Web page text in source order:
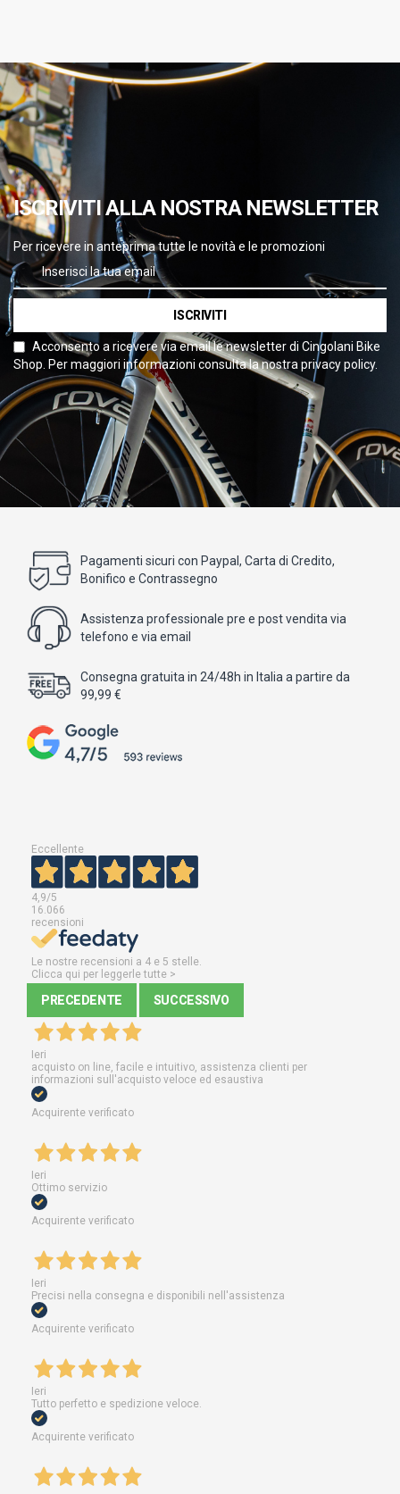
ISCRIVITI ALLA NOSTRA NEWSLETTER
Per ricevere in anteprima tutte le novità e le promozioni
ISCRIVITI
Acconsento a ricevere via email le newsletter di Cingolani Bike
Shop. Per maggiori informazioni consulta la nostra privacy policy.
Pagamenti sicuri con Paypal, Carta di Credito,
Bonifico e Contrassegno
Assistenza professionale pre e post vendita via
telefono e via email
Consegna gratuita in 24/48h in Italia a partire da
99,99 €
Eccellente
4,9/5
16.066
recensioni
Le nostre recensioni a 4 e 5 stelle.
Clicca qui per leggerle tutte >
PRECEDENTE SUCCESSIVO
Ieri
acquisto on line, facile e intuitivo, assistenza clienti per
informazioni sull'acquisto veloce ed esaustiva
Acquirente verificato
Ieri
Ottimo servizio
Acquirente verificato
Ieri
Precisi nella consegna e disponibili nell'assistenza
Acquirente verificato
Ieri
Tutto perfetto e spedizione veloce.
Acquirente verificato